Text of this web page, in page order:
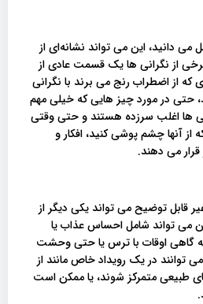
می دانید، این می تواند نشانه‌ای از
از نگرانی ها یک قسمت عادی از
که از اضطراب رنج می برند با نگرانی
حتی در مورد چیز هایی که خیلی مهم
ها اغلب سرزده هستند و حتی وقتی
از آنها چشم پوشی کنید، افکار و
می دهند.
توضیح می تواند یکی دیگر از
می تواند شامل احساس عذاب یا
گاهی اوقات با ترس یا حتی وحشت
در یک رویداد خاص مانند از
طبیعی متمرکز شوند، یا ممکن است